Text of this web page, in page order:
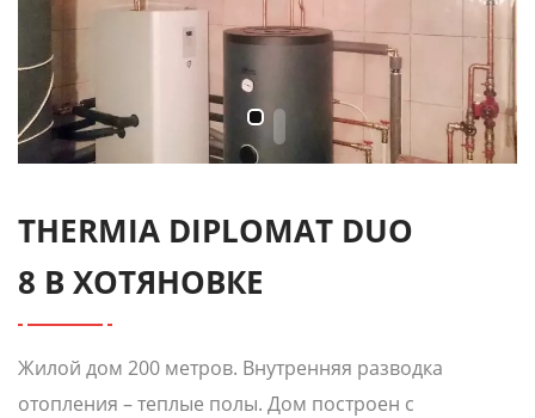
THERMIA DIPLOMAT DUO
8 В ХОТЯНОВКЕ
Жилой дом 200 метров. Внутренняя разводка
отопления – теплые полы. Дом построен с